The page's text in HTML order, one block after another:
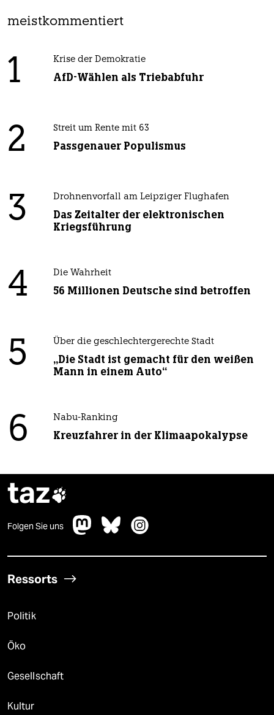
meistkommentiert
1 Krise der Demokratie
AfD-Wählen als Triebabfuhr
2 Streit um Rente mit 63
Passgenauer Populismus
3 Drohnenvorfall am Leipziger Flughafen
Das Zeitalter der elektronischen
Kriegsführung
4 Die Wahrheit
56 Millionen Deutsche sind betroffen
5 Über die geschlechtergerechte Stadt
„Die Stadt ist gemacht für den weißen
Mann in einem Auto“
6 Nabu-Ranking
Kreuzfahrer in der Klimaapokalypse
taz
Folgen Sie uns
Ressorts
Politik
Öko
Gesellschaft
Kultur